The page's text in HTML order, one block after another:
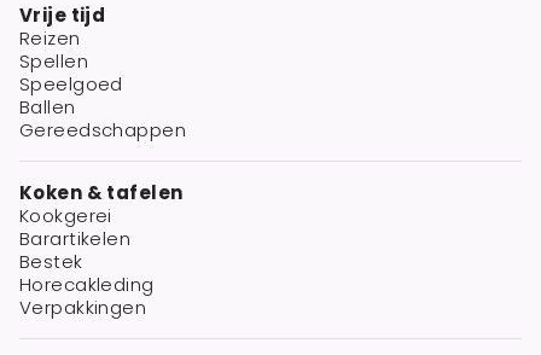
Vrije tijd
Reizen
Spellen
Speelgoed
Ballen
Gereedschappen
Koken & tafelen
Kookgerei
Barartikelen
Bestek
Horecakleding
Verpakkingen